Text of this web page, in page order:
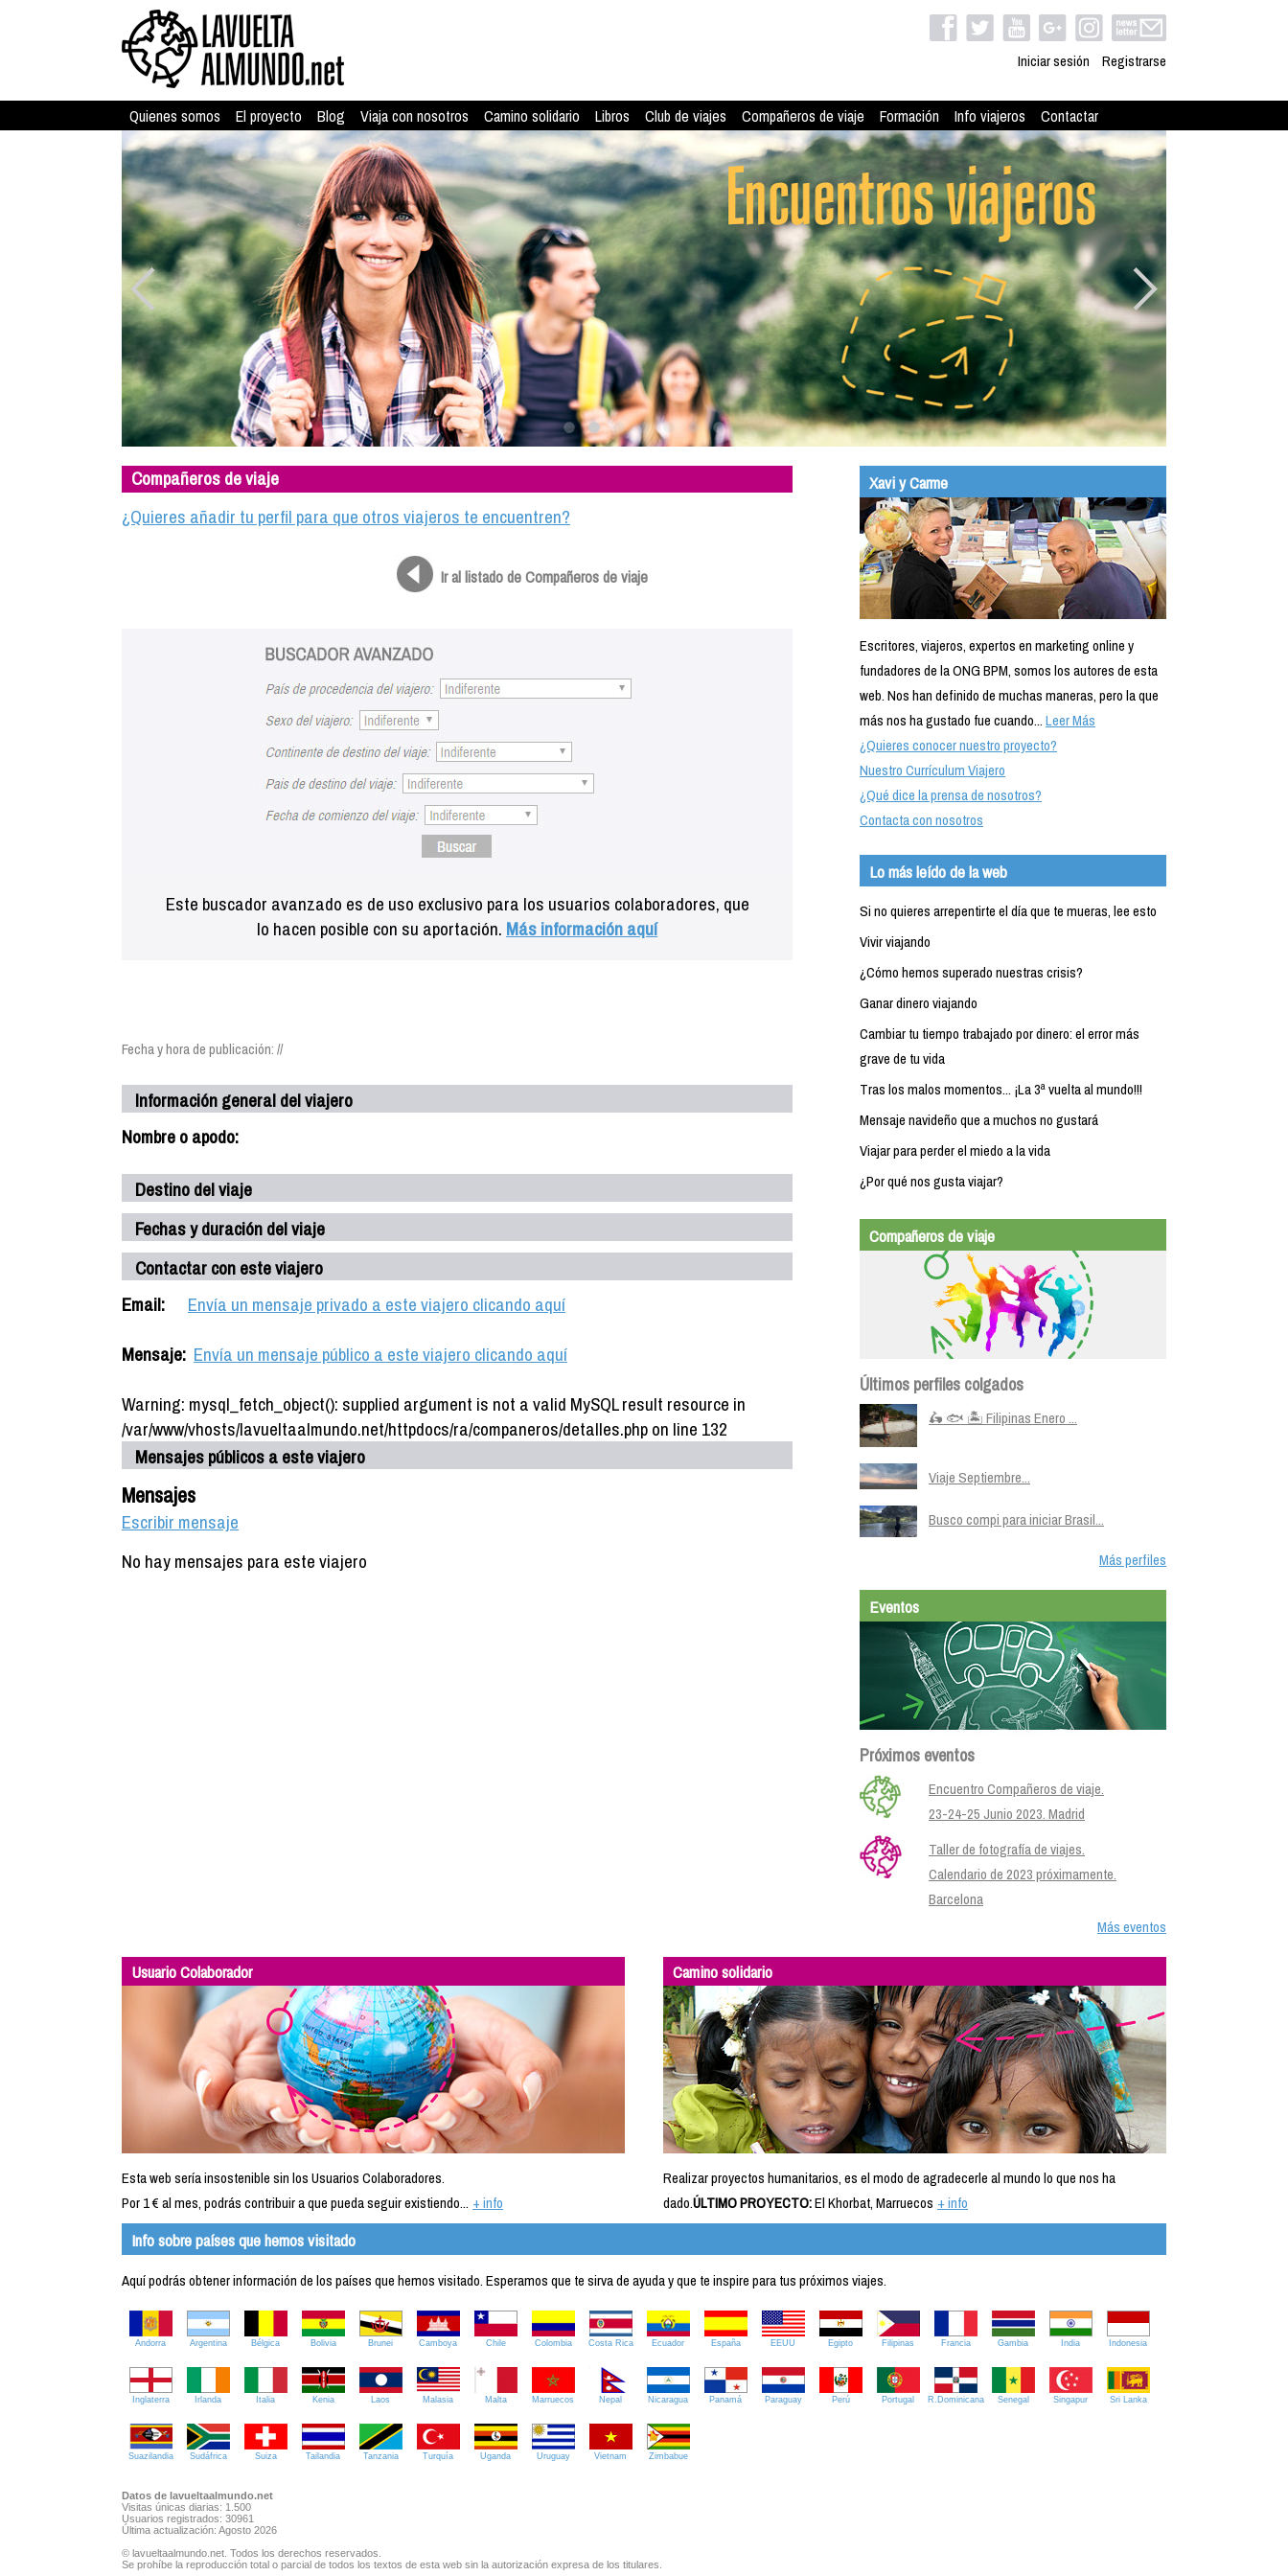
Iniciar sesión Registrarse
Quienes somos El proyecto Blog Viaja con nosotros Camino solidario Libros Club de viajes Compañeros de viaje Formación Info viajeros Contactar
Compañeros de viaje
¿Quieres añadir tu perfil para que otros viajeros te encuentren?
Ir al listado de Compañeros de viaje
Este buscador avanzado es de uso exclusivo para los usuarios colaboradores, que
lo hacen posible con su aportación. Más información aquí
Fecha y hora de publicación: //
Información general del viajero
Nombre o apodo:
Destino del viaje
Fechas y duración del viaje
Contactar con este viajero
Email:
Envía un mensaje privado a este viajero clicando aquí
Mensaje: Envía un mensaje público a este viajero clicando aquí
Warning: mysql_fetch_object(): supplied argument is not a valid MySQL result resource in
/var/www/vhosts/lavueltaalmundo.net/httpdocs/ra/companeros/detalles.php on line 132
Mensajes públicos a este viajero
Mensajes
Escribir mensaje
No hay mensajes para este viajero
Xavi y Carme
Escritores, viajeros, expertos en marketing online y
fundadores de la ONG BPM, somos los autores de esta
web. Nos han definido de muchas maneras, pero la que
más nos ha gustado fue cuando...Leer Más
¿Quieres conocer nuestro proyecto?
Nuestro Currículum Viajero
¿Qué dice la prensa de nosotros?
Contacta con nosotros
Lo más leído de la web
Si no quieres arrepentirte el día que te mueras, lee esto
Vivir viajando
¿Cómo hemos superado nuestras crisis?
Ganar dinero viajando
Cambiar tu tiempo trabajado por dinero: el error más
grave de tu vida
Tras los malos momentos... ¡La 3ª vuelta al mundo!!!
Mensaje navideño que a muchos no gustará
Viajar para perder el miedo a la vida
¿Por qué nos gusta viajar?
Compañeros de viaje
Últimos perfiles colgados
🛵 🐟 🏝️ Filipinas Enero ...
Viaje Septiembre...
Busco compi para iniciar Brasil...
Más perfiles
Eventos
Próximos eventos
Encuentro Compañeros de viaje.
23-24-25 Junio 2023. Madrid
Taller de fotografía de viajes.
Calendario de 2023 próximamente.
Barcelona
Más eventos
Usuario Colaborador
Esta web sería insostenible sin los Usuarios Colaboradores.
Por 1 € al mes, podrás contribuir a que pueda seguir existiendo... + info
Camino solidario
Realizar proyectos humanitarios, es el modo de agradecerle al mundo lo que nos ha
dado.ÚLTIMO PROYECTO:El Khorbat, Marruecos + info
Info sobre países que hemos visitado
Aquí podrás obtener información de los países que hemos visitado. Esperamos que te sirva de ayuda y que te inspire para tus próximos viajes.
Andorra Argentina Bélgica Bolivia Brunei Camboya Chile Colombia Costa Rica Ecuador España EEUU Egipto Filipinas Francia Gambia India Indonesia
Inglaterra Irlanda Italia Kenia Laos Malasia Malta Marruecos Nepal Nicaragua Panamá Paraguay Perú Portugal R.Dominicana Senegal Singapur Sri Lanka
Suazilandia Sudáfrica Suiza Tailandia Tanzania Turquía Uganda Uruguay Vietnam Zimbabue
Datos de lavueltaalmundo.net
Visitas únicas diarias: 1.500
Usuarios registrados: 30961
Última actualización: Agosto 2026
© lavueltaalmundo.net. Todos los derechos reservados.
Se prohíbe la reproducción total o parcial de todos los textos de esta web sin la autorización expresa de los titulares.